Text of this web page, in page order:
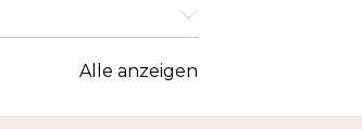
Alle anzeigen